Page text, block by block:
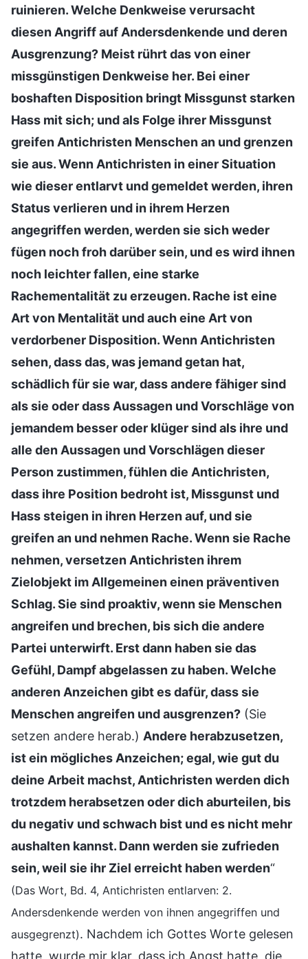
ruinieren. Welche Denkweise verursacht
diesen Angriff auf Andersdenkende und deren
Ausgrenzung? Meist rührt das von einer
missgünstigen Denkweise her. Bei einer
boshaften Disposition bringt Missgunst starken
Hass mit sich; und als Folge ihrer Missgunst
greifen Antichristen Menschen an und grenzen
sie aus. Wenn Antichristen in einer Situation
wie dieser entlarvt und gemeldet werden, ihren
Status verlieren und in ihrem Herzen
angegriffen werden, werden sie sich weder
fügen noch froh darüber sein, und es wird ihnen
noch leichter fallen, eine starke
Rachementalität zu erzeugen. Rache ist eine
Art von Mentalität und auch eine Art von
verdorbener Disposition. Wenn Antichristen
sehen, dass das, was jemand getan hat,
schädlich für sie war, dass andere fähiger sind
als sie oder dass Aussagen und Vorschläge von
jemandem besser oder klüger sind als ihre und
alle den Aussagen und Vorschlägen dieser
Person zustimmen, fühlen die Antichristen,
dass ihre Position bedroht ist, Missgunst und
Hass steigen in ihren Herzen auf, und sie
greifen an und nehmen Rache. Wenn sie Rache
nehmen, versetzen Antichristen ihrem
Zielobjekt im Allgemeinen einen präventiven
Schlag. Sie sind proaktiv, wenn sie Menschen
angreifen und brechen, bis sich die andere
Partei unterwirft. Erst dann haben sie das
Gefühl, Dampf abgelassen zu haben. Welche
anderen Anzeichen gibt es dafür, dass sie
Menschen angreifen und ausgrenzen? (Sie
setzen andere herab.) Andere herabzusetzen,
ist ein mögliches Anzeichen; egal, wie gut du
deine Arbeit machst, Antichristen werden dich
trotzdem herabsetzen oder dich aburteilen, bis
du negativ und schwach bist und es nicht mehr
aushalten kannst. Dann werden sie zufrieden
sein, weil sie ihr Ziel erreicht haben werden“
(Das Wort, Bd. 4, Antichristen entlarven: 2.
Andersdenkende werden von ihnen angegriffen und
ausgegrenzt). Nachdem ich Gottes Worte gelesen
hatte, wurde mir klar, dass ich Angst hatte, die